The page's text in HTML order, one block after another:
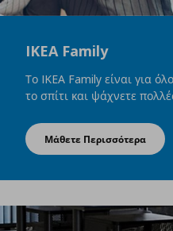
IKEA Family
Το IKEA Family είναι για
το σπίτι και ψάχνετε
Μάθετε Περισσότερα